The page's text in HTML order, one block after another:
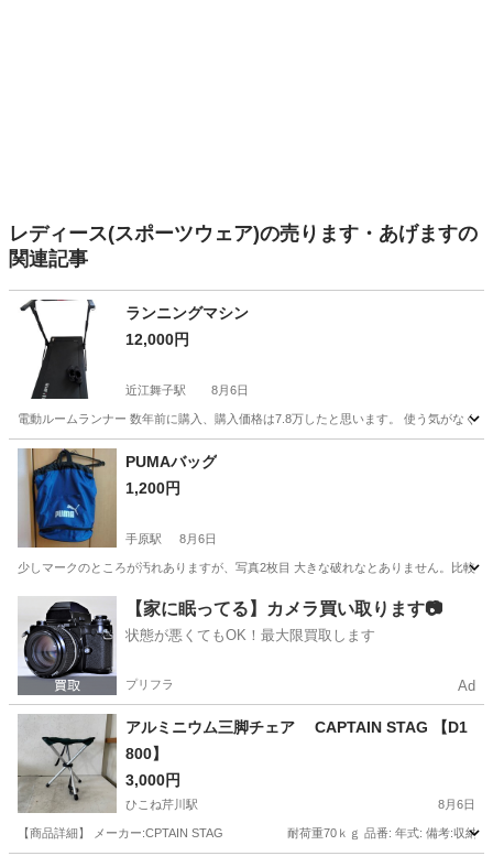
レディース(スポーツウェア)の売ります・あげますの
関連記事
ランニングマシン
12,000円
近江舞子駅 8月6日
電動ルームランナー 数年前に購入、購入価格は7.8万したと思います。 使う気がなく
滋賀 大津市 近江舞子駅
PUMAバッグ
1,200円
手原駅 8月6日
少しマークのところが汚れありますが、写真2枚目 大きな破れなとありません。比較
栗東市 手原駅 野球 PUMA
【家に眠ってる】カメラ買い取ります📷
状態が悪くてもOK！最大限買取します
プリフラ Ad
アルミニウム三脚チェア CAPTAIN STAG 【D1
800】
3,000円
ひこね芹川駅 8月6日
【商品詳細】 メーカー:CPTAIN STAG 耐荷重70ｋｇ 品番: 年式: 備考:収納袋付